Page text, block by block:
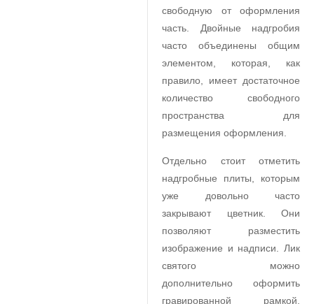
свободную от оформления
часть. Двойные надгробия
часто объединены общим
элементом, которая, как
правило, имеет достаточное
количество свободного
пространства для
размещения оформления.
Отдельно стоит отметить
надгробные плиты, которым
уже довольно часто
закрывают цветник. Они
позволяют разместить
изображение и надписи. Лик
святого можно
дополнительно оформить
гравированной рамкой,